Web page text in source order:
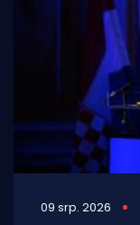
09 srp. 2026